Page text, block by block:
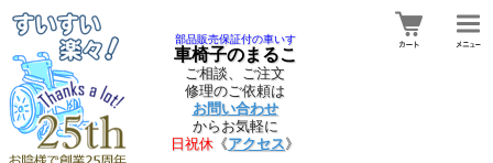
部品販売保証付の車いす
車椅子のまるこ
ご相談、ご注文
修理のご依頼は
お問い合わせ
からお気軽に
日祝休 《アクセス》